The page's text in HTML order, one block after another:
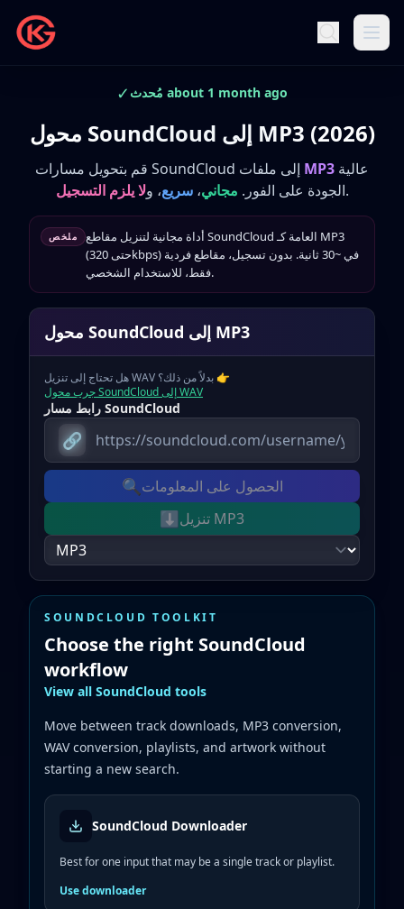
✓ مُحدث about 1 month ago
محول SoundCloud إلى MP3 (2026)
MP3
الجودة على الفور. مجاني،سريع، ولا يلزم التسجيل .
ملخص
أداة مجانية لتنزيل مقاطع SoundCloud العامة كـ MP3
(حتى 320kbps) في ~30 ثانية. بدون تسجيل، مقاطع فردية
فقط، للاستخدام الشخصي.
محول SoundCloud إلى MP3
رابط مسار SoundCloud
هل تحتاج إلى تنزيل WAV بدلاً من ذلك؟ 👉
جرب محول SoundCloud إلى WAV
🔗
🔍الحصول على المعلومات
⬇️ تنزيل MP3
SOUNDCLOUD TOOLKIT
Choose the right SoundCloud
workflow
View all SoundCloud tools
Move between track downloads, MP3 conversion,
WAV conversion, playlists, and artwork without
starting a new search.
SoundCloud Downloader
Best for one input that may be a single track or playlist.
Use downloader